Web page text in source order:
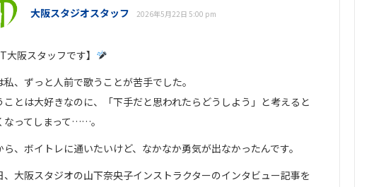
大阪スタジオスタッフ 2026年5月22日 5:00 pm
大阪スタッフです】
私、ずっと人前で歌うことが苦手でした。
ことは大好きなのに、「下手だと思われたらどうしよう」と考えると
なってしまって……。
ら、ボイトレに通いたいけど、なかなか勇気が出なかったんです。
、大阪スタジオの山下奈央子インストラクターのインタビュー記事を